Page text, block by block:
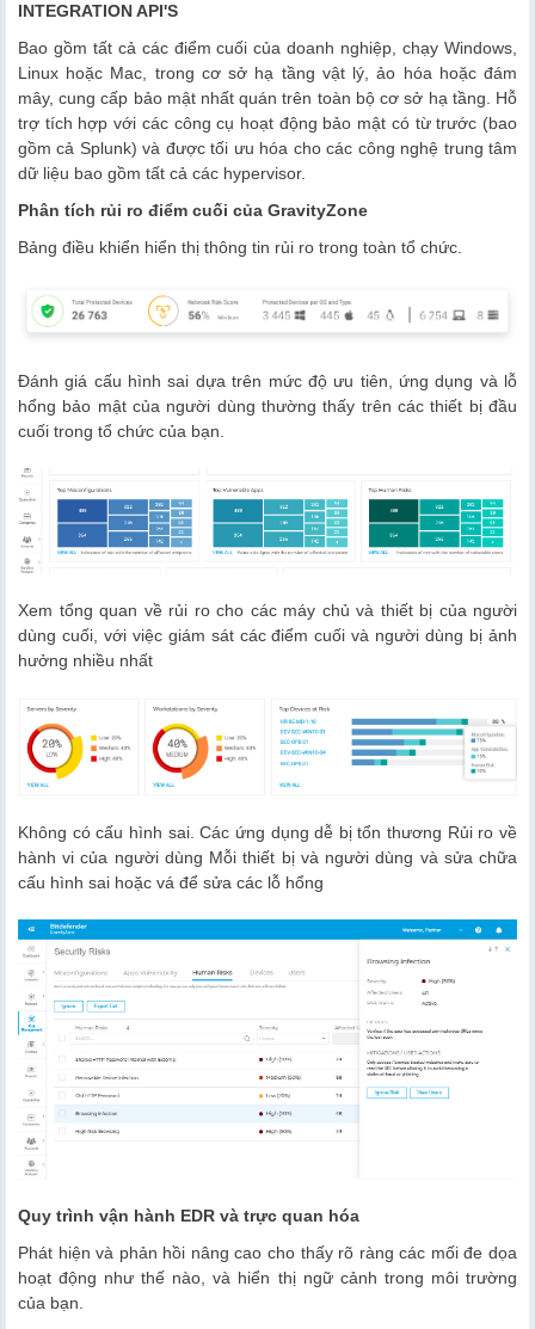
INTEGRATION API'S
Bao gồm tất cả các điểm cuối của doanh nghiệp, chạy Windows,
Linux hoặc Mac, trong cơ sở hạ tầng vật lý, ảo hóa hoặc đám
mây, cung cấp bảo mật nhất quán trên toàn bộ cơ sở hạ tầng. Hỗ
trợ tích hợp với các công cụ hoạt động bảo mật có từ trước (bao
gồm cả Splunk) và được tối ưu hóa cho các công nghệ trung tâm
dữ liệu bao gồm tất cả các hypervisor.
Phân tích rủi ro điểm cuối của GravityZone
Bảng điều khiển hiển thị thông tin rủi ro trong toàn tổ chức.
Đánh giá cấu hình sai dựa trên mức độ ưu tiên, ứng dụng và lỗ
hổng bảo mật của người dùng thường thấy trên các thiết bị đầu
cuối trong tổ chức của bạn.
Xem tổng quan về rủi ro cho các máy chủ và thiết bị của người
dùng cuối, với việc giám sát các điểm cuối và người dùng bị ảnh
hưởng nhiều nhất
Không có cấu hình sai. Các ứng dụng dễ bị tổn thương Rủi ro về
hành vi của người dùng Mỗi thiết bị và người dùng và sửa chữa
cấu hình sai hoặc vá để sửa các lỗ hổng
Quy trình vận hành EDR và trực quan hóa
Phát hiện và phản hồi nâng cao cho thấy rõ ràng các mối đe dọa
hoạt động như thế nào, và hiển thị ngữ cảnh trong môi trường
của bạn.